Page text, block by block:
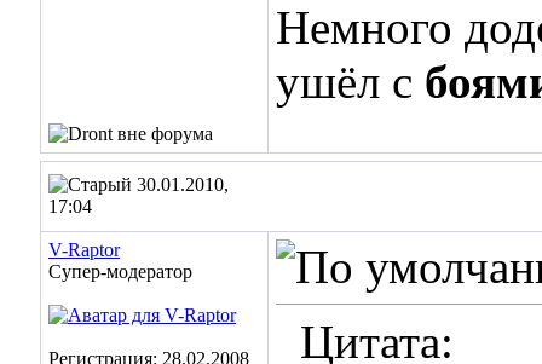
Немного
ушёл c
30.01.2010,
17:04
V-Raptor
Супер-модератор
Регистрация: 28.02.2008
Цитата: